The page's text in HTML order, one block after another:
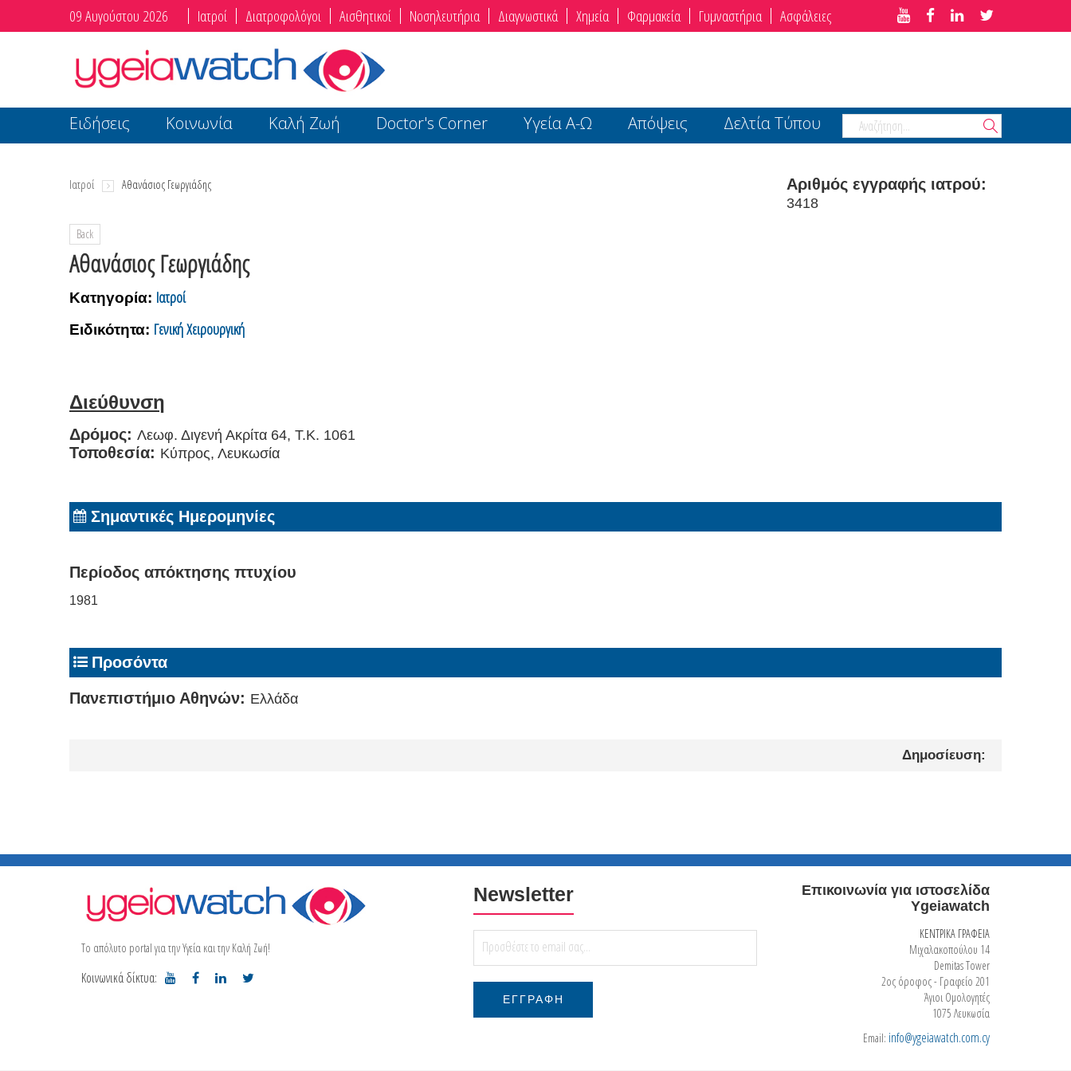
09 Αυγούστου 2026 Ιατροί Διατροφολόγοι Αισθητικοί Νοσηλευτήρια Διαγνωστικά Χημεία Φαρμακεία Γυμναστήρια Ασφάλειες
Ειδήσεις Κοινωνία Καλή Ζωή Doctor's Corner Υγεία Α-Ω Απόψεις Δελτία Τύπου
Ιατροί Αθανάσιος Γεωργιάδης
Back
Αθανάσιος Γεωργιάδης
Κατηγορία: Ιατροί
Ειδικότητα: Γενική Χειρουργική
Αριθμός εγγραφής ιατρού:
3418
Διεύθυνση
Δρόμος: Λεωφ. Διγενή Ακρίτα 64, Τ.Κ. 1061
Τοποθεσία: Κύπρος, Λευκωσία
Σημαντικές Ημερομηνίες
Περίοδος απόκτησης πτυχίου
1981
Προσόντα
Πανεπιστήμιο Αθηνών: Ελλάδα
Δημοσίευση:
Το απόλυτο portal για την Υγεία και την Καλή Ζωή!
Κοινωνικά δίκτυα:
Newsletter
Επικοινωνία για ιστοσελίδα
Ygeiawatch
ΚΕΝΤΡΙΚΑ ΓΡΑΦΕΙΑ
Μιχαλακοπούλου 14
Demitas Tower
2ος όροφος - Γραφείο 201
Άγιοι Ομολογητές
1075 Λευκωσία
Email: info@ygeiawatch.com.cy